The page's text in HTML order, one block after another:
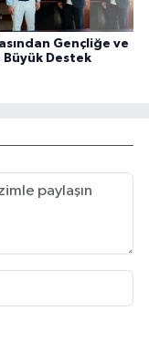
Gençliğe ve
Büyük Destek